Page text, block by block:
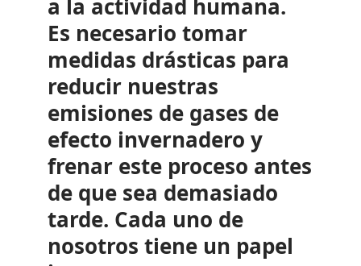
a la actividad humana.
Es necesario tomar
medidas drásticas para
reducir nuestras
emisiones de gases de
efecto invernadero y
frenar este proceso antes
de que sea demasiado
tarde. Cada uno de
nosotros tiene un papel